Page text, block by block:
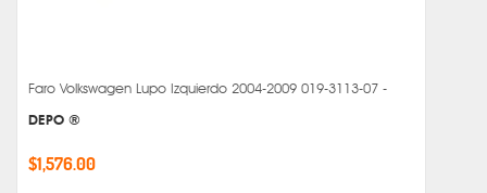
Faro Volkswagen Lupo Izquierdo 2004-2009 019-3113-07 -
DEPO ®
$1,576.00